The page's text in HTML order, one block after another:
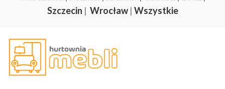
Szczecin | Wrocław | Wszystkie